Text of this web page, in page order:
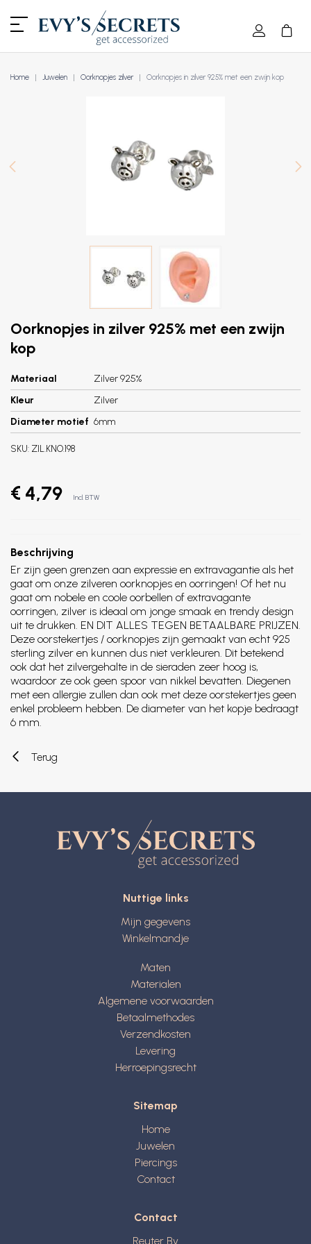
Home Juwelen Oorknopjes zilver Oorknopjes in zilver 925% met een zwijn kop
Oorknopjes in zilver 925% met een zwijn
kop
Materiaal
Zilver 925%
Kleur
Zilver
Diameter motief 6mm
SKU: ZIL.KNO.198
€ 4,79 Incl. BTW
Beschrijving
Er zijn geen grenzen aan expressie en extravagantie als het
gaat om onze zilveren oorknopjes en oorringen! Of het nu
gaat om nobele en coole oorbellen of extravagante
oorringen, zilver is ideaal om jonge smaak en trendy design
uit te drukken. EN DIT ALLES TEGEN BETAALBARE PRIJZEN.
Deze oorstekertjes / oorknopjes zijn gemaakt van echt 925
sterling zilver en kunnen dus niet verkleuren. Dit betekend
ook dat het zilvergehalte in de sieraden zeer hoog is,
waardoor ze ook geen spoor van nikkel bevatten. Diegenen
met een allergie zullen dan ook met deze oorstekertjes geen
enkel probleem hebben. De diameter van het kopje bedraagt
6 mm.
Terug
Nuttige links
Mijn gegevens
Winkelmandje
Maten
Materialen
Algemene voorwaarden
Betaalmethodes
Verzendkosten
Levering
Herroepingsrecht
Sitemap
Home
Juwelen
Piercings
Contact
Contact
Reuter Bv